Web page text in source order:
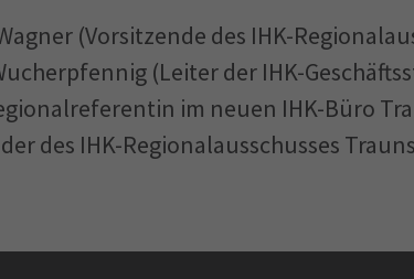
(Vorsitzende des IHK-
(Leiter der IHK-
im neuen IHK-Büro
des IHK-Regionalausschusses